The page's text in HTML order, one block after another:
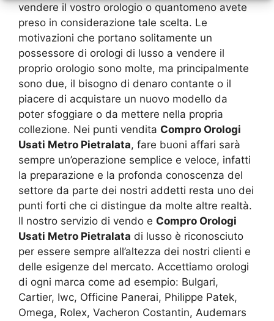
vendere il vostro orologio o quantomeno avete
preso in considerazione tale scelta. Le
motivazioni che portano solitamente un
possessore di orologi di lusso a vendere il
proprio orologio sono molte, ma principalmente
sono due, il bisogno di denaro contante o il
piacere di acquistare un nuovo modello da
poter sfoggiare o da mettere nella propria
collezione. Nei punti vendita Compro Orologi
Usati Metro Pietralata, fare buoni affari sarà
sempre un’operazione semplice e veloce, infatti
la preparazione e la profonda conoscenza del
settore da parte dei nostri addetti resta uno dei
punti forti che ci distingue da molte altre realtà.
Il nostro servizio di vendo e Compro Orologi
Usati Metro Pietralata di lusso è riconosciuto
per essere sempre all’altezza dei nostri clienti e
delle esigenze del mercato. Accettiamo orologi
di ogni marca come ad esempio: Bulgari,
Cartier, Iwc, Officine Panerai, Philippe Patek,
Omega, Rolex, Vacheron Costantin, Audemars